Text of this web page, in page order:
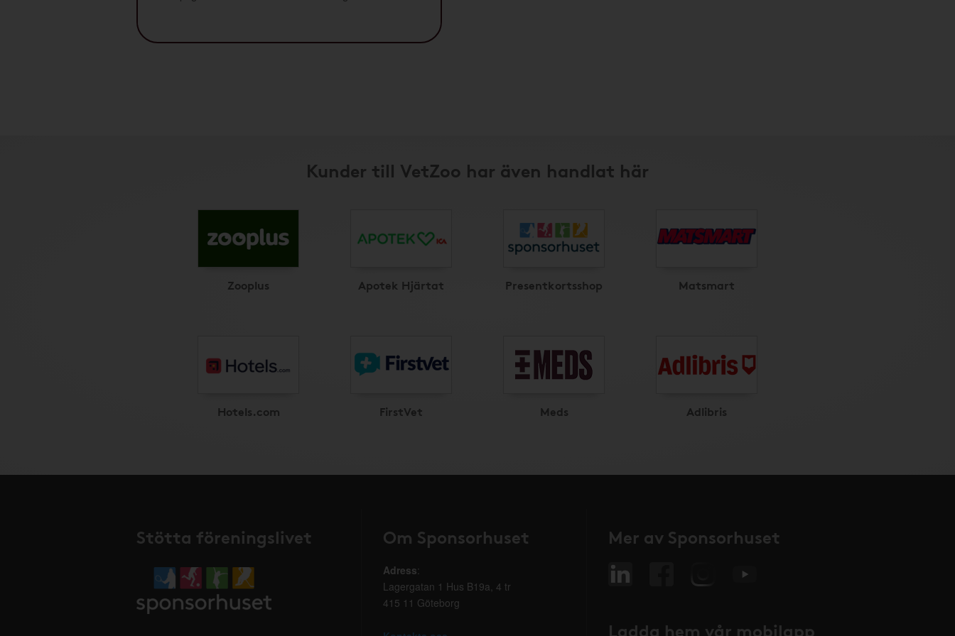
Kunder till VetZoo har även handlat här
Zooplus Apotek Hjärtat Presentkortsshop Matsmart
Hotels.com FirstVet Meds Adlibris
Stötta föreningslivet Om Sponsorhuset
Adress:
Lagergatan 1 Hus B19a, 4 tr
415 11 Göteborg
Mer av Sponsorhuset
Ladda hem vår mobilapp